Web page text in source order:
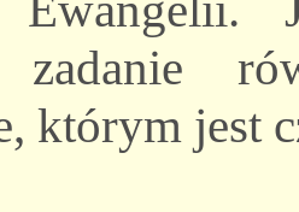
zadanie
którym jest